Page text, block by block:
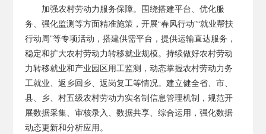
加强农村劳动力服务保障。围绕搭建平台、优化服
务、强化监测等方面精准施策，开展“春风行动”“就业帮扶
行动周”等专项活动，搭建供需平台，提供运输直达服务，
稳定和扩大农村劳动力转移就业规模。持续做好农村劳动
力转移就业和产业园区用工监测，动态掌握农村劳动力务
工就业、返乡回乡、返岗复工等情况。建立健全省、市、
县、乡、村五级农村劳动力实名制信息管理机制，规范开
展数据采集、审核录入、数据共享、综合运用，强化数据
动态更新和分析应用。